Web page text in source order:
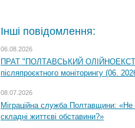
Інші повідомлення:
06.08.2026
ПРАТ "ПОЛТАВСЬКИЙ
післяпроєктного моніторингу (06.
08.07.2026
Міграційна служба Полтавщини: «Не
складні життєві обставини?»